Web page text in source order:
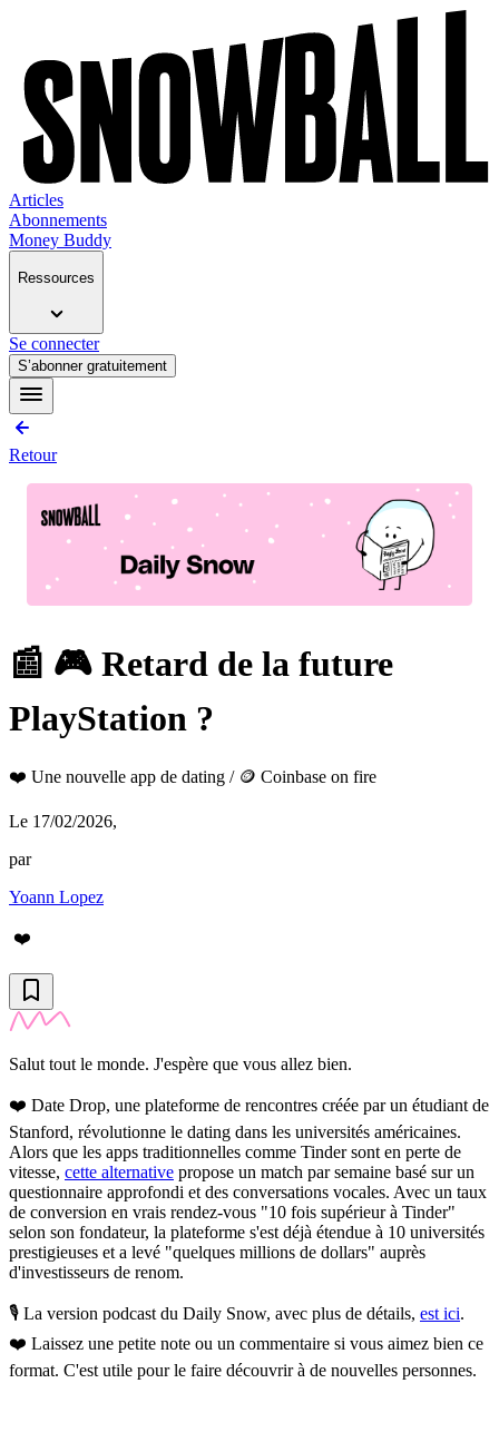
Articles
Abonnements
Money Buddy
Ressources
Se connecter
S’abonner gratuitement
Retour
📰 🎮 Retard de la future
PlayStation ?
❤️ Une nouvelle app de dating / 🪙 Coinbase on fire
Le 17/02/2026,
par
Yoann Lopez
❤️
Salut tout le monde. J'espère que vous allez bien.
❤️ Date Drop, une plateforme de rencontres créée par un étudiant de
Stanford, révolutionne le dating dans les universités américaines.
Alors que les apps traditionnelles comme Tinder sont en perte de
vitesse, cette alternative propose un match par semaine basé sur un
questionnaire approfondi et des conversations vocales. Avec un taux
de conversion en vrais rendez-vous "10 fois supérieur à Tinder"
selon son fondateur, la plateforme s'est déjà étendue à 10 universités
prestigieuses et a levé "quelques millions de dollars" auprès
d'investisseurs de renom.
🎙️ La version podcast du Daily Snow, avec plus de détails, est ici.
❤️ Laissez une petite note ou un commentaire si vous aimez bien ce
format. C'est utile pour le faire découvrir à de nouvelles personnes.